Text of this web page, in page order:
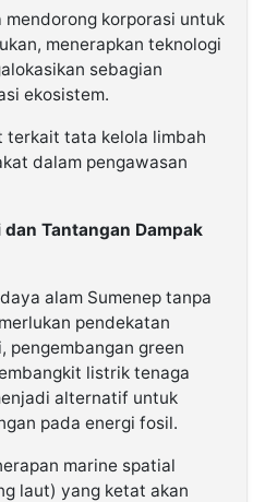
korporasi untuk
menerapkan teknologi
sebagian
ekosistem.
terkait tata kelola limbah
dalam pengawasan
Tantangan Dampak
alam Sumenep tanpa
pendekatan
pengembangan green
listrik tenaga
alternatif untuk
pada energi fosil.
marine spatial
laut) yang ketat akan